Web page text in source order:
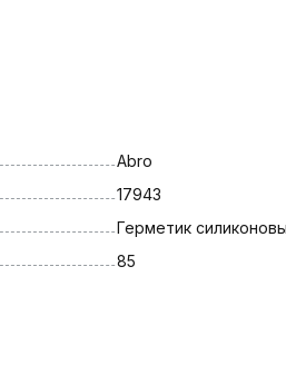
Abro
17943
Герметик
85